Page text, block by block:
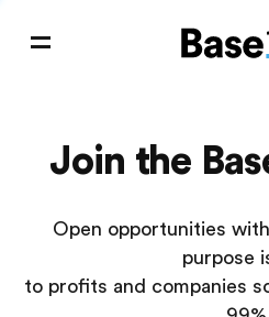
Join the
Open opportunities
purpose
to profits and companies